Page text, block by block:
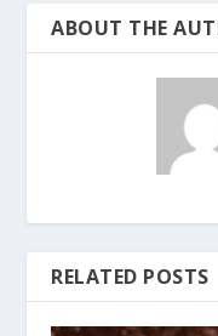
ABOUT THE
RELATED POSTS